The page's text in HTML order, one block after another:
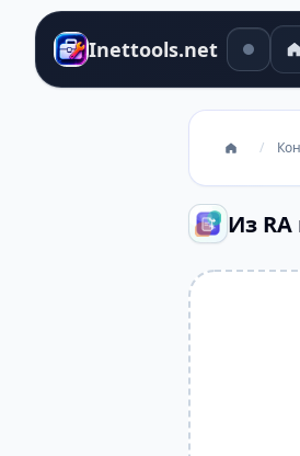
Inettools.net
/
Из RA